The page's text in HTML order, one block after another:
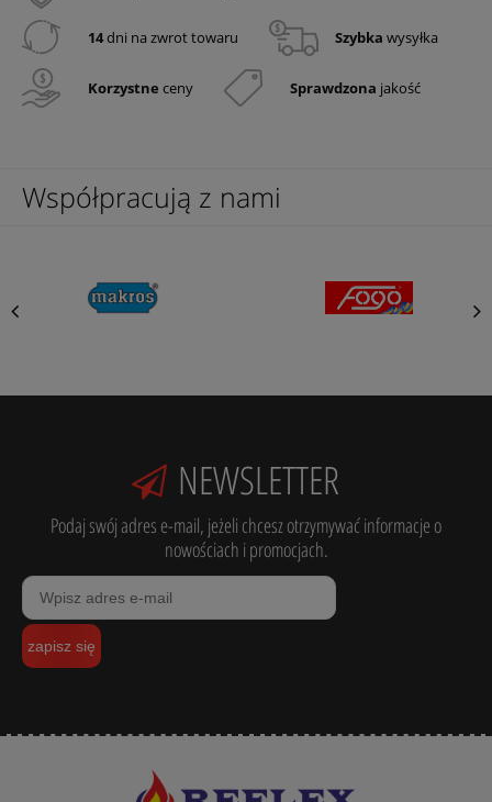
14dni na zwrot towaru Szybka wysyłka
Korzystne ceny Sprawdzona jakość
Współpracują z nami
NEWSLETTER
Podaj swój adres e-mail, jeżeli chcesz otrzymywać informacje o
nowościach i promocjach.
zapisz się